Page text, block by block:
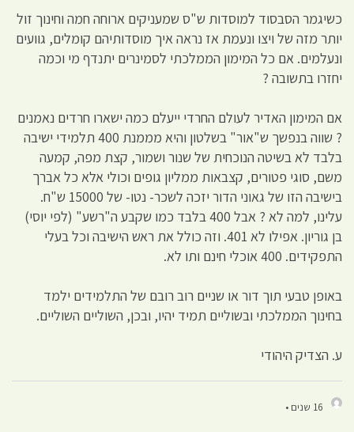
כשיגמר הסבסוד למוסדות ש"ס שמעניקים ארוחה חמה וחינוך זול
יותר מזה של ויצו ונעמת אז נראה איך מוסדותיהם קומלים, גוועים
ונעלמים. אם כל המימון הממלכתי לסמינרים יתנדף מי וכמה
יחזרו בתשובה ?
אם המימון האדיר לעולם החרדי ייעלם כמה ישארו חרדים נאמנים
? שווה בנפשך ש"אור" בשלטון והיא מממנת 400 תלמידי ישיבה
בלבד לא בשיטה הנוכחית של שנור ושמור, קצת מפה, קמעה
משם, סוגי פטורים, קצבאות ממליון גופים וכולי אלא כל אברך
בישיבה הזו של גאוני הדור יזכה לשכר- נטו- של 15000 ש"ח.
עלינו, למה לא ? אבל 400 בלבד כמו שקבע ה"רשע" (לפי יוסי)
בן גוריון. אפילו לא 401. וזה כולל את ראש הישיבה וכל בעלי
התפקידים. 400 אוכלי חינם ותו לא.
באופן טבעי תוך דור או שניים רוב רובם של התלמידים ילמד
בחינוך הממלכתי ובשוליים תמיד יהיו, ובכן, השוליים השוליים.
ע. הצדיק היהודי
16 שנים •